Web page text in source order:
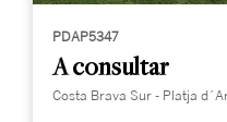
PDAP5347
A consultar
Costa Brava Sur - Platja